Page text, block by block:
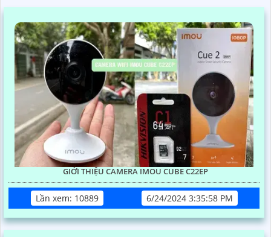
GIỚI THIỆU CAMERA IMOU CUBE C22EP
Lần xem: 10889 6/24/2024 3:35:58 PM